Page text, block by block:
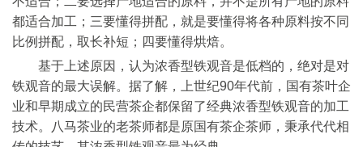
都适合加工；三要懂得拼配，就是要懂得将各种原料按不同
比例拼配，取长补短；四要懂得烘焙。
基于上述原因，认为浓香型铁观音是低档的，绝对是对
铁观音的最大误解。据了解，上世纪90年代前，国有茶叶企
业和早期成立的民营茶企都保留了经典浓香型铁观音的加工
技术。八马茶业的老茶师都是原国有茶企茶师，秉承代代相